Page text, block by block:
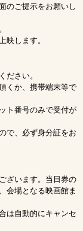
のご提示をお願いし
映します。
ださい。
くか、携帯端末等で
ト番号のみで受付が
で、必ず身分証をお
ざいます。当日券の
会場となる映画館ま
は自動的にキャンセ